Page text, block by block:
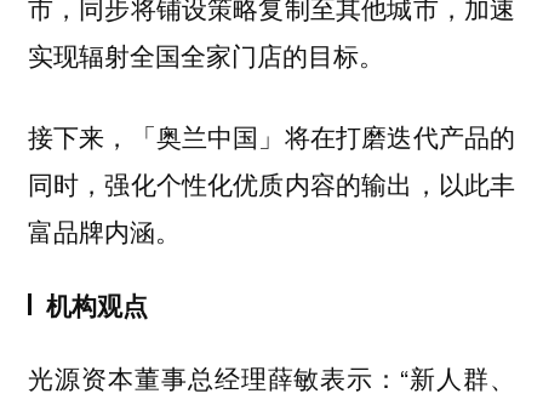
市，同步将铺设策略复制至其他城市，加速
实现辐射全国全家门店的目标。
接下来，「奥兰中国」将在打磨迭代产品的
同时，强化个性化优质内容的输出，以此丰
富品牌内涵。
机构观点
光源资本董事总经理薛敏表示：“新人群、